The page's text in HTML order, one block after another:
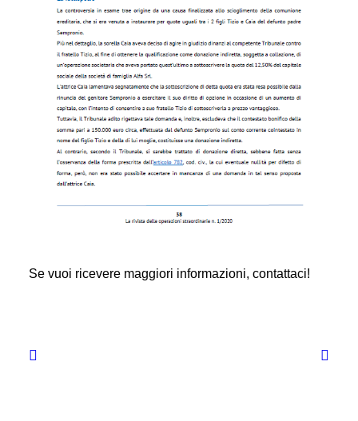
Se vuoi ricevere maggiori informazioni, contattaci!